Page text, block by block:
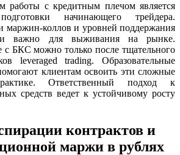
работы с кредитным плечом является
начинающего трейдера.
маржин-коллов и уровней поддержания
важно для выживания на рынке.
с БКС можно только после тщательного
leveraged trading. Образовательные
клиентам освоить эти сложные
Ответственный подход к
средств ведет к устойчивому росту
контрактов и
маржи в рублях